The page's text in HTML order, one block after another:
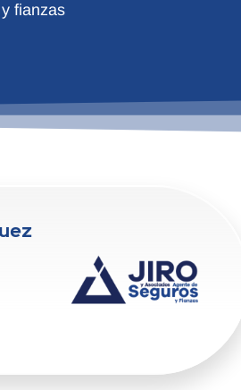
fianzas